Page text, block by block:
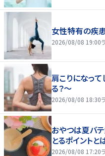
女性特有の疾
2026/08/08 19:00
肩こりになっ
る？～
2026/08/08 18:30
おやつは夏バ
とるポイントと
2026/08/08 17:20